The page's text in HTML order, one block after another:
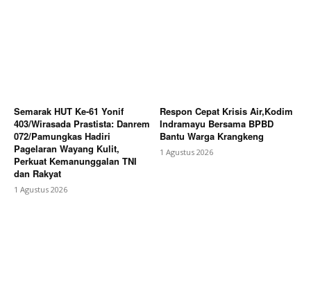
Semarak HUT Ke-61 Yonif
403/Wirasada Prastista: Danrem
072/Pamungkas Hadiri
Pagelaran Wayang Kulit,
Perkuat Kemanunggalan TNI
dan Rakyat
1 Agustus 2026
Respon Cepat Krisis Air,Kodim
Indramayu Bersama BPBD
Bantu Warga Krangkeng
1 Agustus 2026